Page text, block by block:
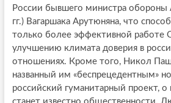
России бывшего министра
гг.) Вагаршака Арутюняна, что
только более эффективной работе
улучшению климата доверия в
отношениях. Кроме того, Никол
названный им «беспрецедентным»
российский гуманитарный проект,